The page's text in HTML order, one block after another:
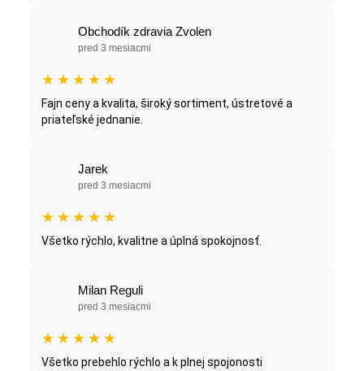
Obchodík zdravia Zvolen
pred 3 mesiacmi
★ ★ ★ ★ ★
Fajn ceny a kvalita, široký sortiment, ústretové a
priateľské jednanie.
Jarek
pred 3 mesiacmi
★ ★ ★ ★ ★
Všetko rýchlo, kvalitne a úplná spokojnosť.
Milan Reguli
pred 3 mesiacmi
★ ★ ★ ★ ★
Všetko prebehlo rýchlo a k plnej spojonosti